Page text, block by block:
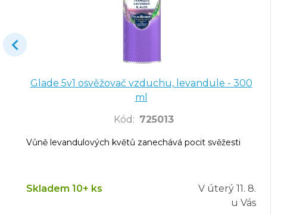
Glade 5v1 osvěžovač vzduchu, levandule - 300
ml
Kód : 725013
Vůně levandulových květů zanechává pocit svěžesti
Skladem 10+ ks V úterý 11. 8.
u Vás